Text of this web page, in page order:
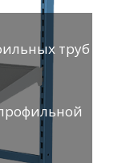
труб